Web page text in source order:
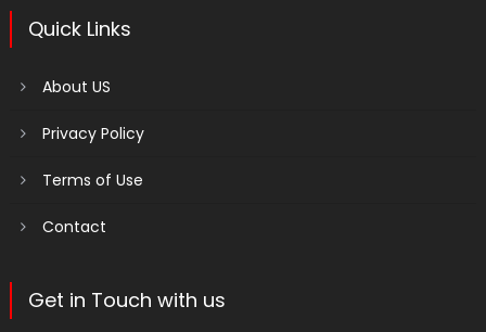
Quick Links
About US
Privacy Policy
Terms of Use
Contact
Get in Touch with us